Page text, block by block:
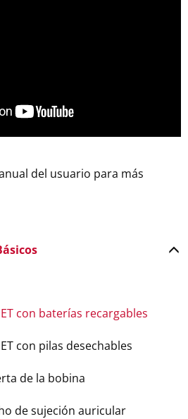
del usuario para más
con baterías recargables
con pilas desechables
de la bobina
de sujeción auricular